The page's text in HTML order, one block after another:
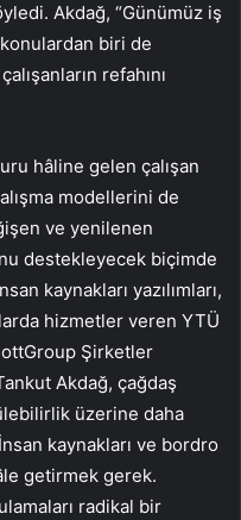
Akdağ, “Günümüz iş
biri de
refahını
hâline gelen çalışan
modellerini de
ve yenilenen
destekleyecek biçimde
kaynakları yazılımları,
hizmetler veren YTÜ
Şirketler
Akdağ, çağdaş
üzerine daha
kaynakları ve bordro
getirmek gerek.
radikal bir